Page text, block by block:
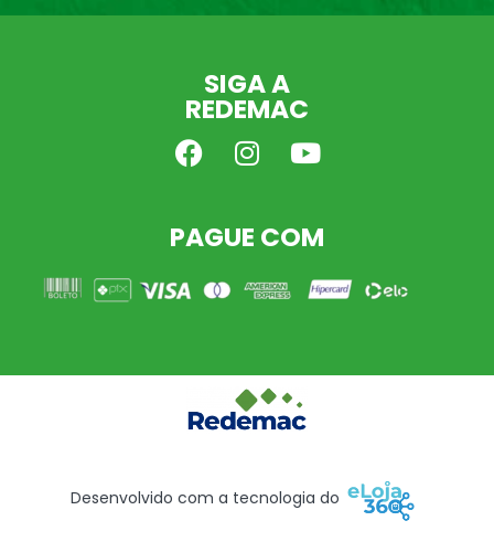
SIGA A
REDEMAC
PAGUE COM
Desenvolvido com a tecnologia do